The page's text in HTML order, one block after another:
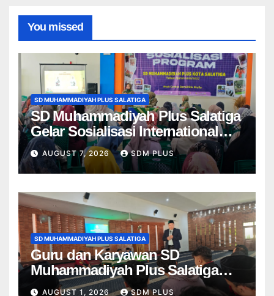
You missed
SD MUHAMMADIYAH PLUS SALATIGA
SD Muhammadiyah Plus Salatiga
Gelar Sosialisasi International
Class Program, Wali Murid Kenali
Program ICP dari Kelas 1–6
AUGUST 7, 2026 SDM PLUS
SD MUHAMMADIYAH PLUS SALATIGA
Guru dan Karyawan SD
Muhammadiyah Plus Salatiga
Ikuti Penguatan AIK, Jadikan Al-
AUGUST 1, 2026 SDM PLUS